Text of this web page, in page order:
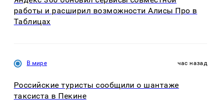
работы и расширил возможности Алисы Про в
Таблицах
В мире час назад
Российские туристы сообщили о шантаже
таксиста в Пекине